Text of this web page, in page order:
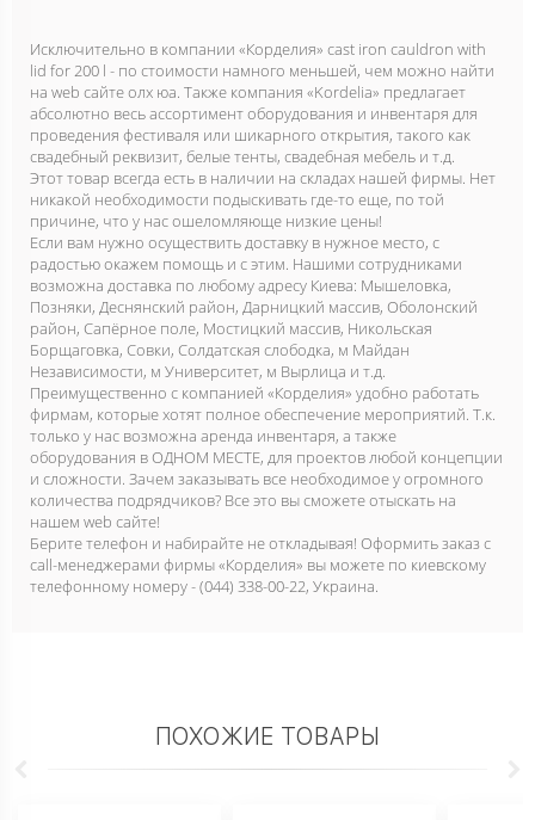
Исключительно в компании «Корделия» cast iron cauldron with
lid for 200 l - по стоимости намного меньшей, чем можно найти
на web сайте олх юа. Также компания «Kordelia» предлагает
абсолютно весь ассортимент оборудования и инвентаря для
проведения фестиваля или шикарного открытия, такого как
свадебный реквизит, белые тенты, свадебная мебель и т.д.
Этот товар всегда есть в наличии на складах нашей фирмы. Нет
никакой необходимости подыскивать где-то еще, по той
причине, что у нас ошеломляюще низкие цены!
Если вам нужно осуществить доставку в нужное место, с
радостью окажем помощь и с этим. Нашими сотрудниками
возможна доставка по любому адресу Киева: Мышеловка,
Позняки, Деснянский район, Дарницкий массив, Оболонский
район, Сапёрное поле, Мостицкий массив, Никольская
Борщаговка, Совки, Солдатская слободка, м Майдан
Независимости, м Университет, м Вырлица и т.д.
Преимущественно с компанией «Корделия» удобно работать
фирмам, которые хотят полное обеспечение мероприятий. Т.к.
только у нас возможна аренда инвентаря, а также
оборудования в ОДНОМ МЕСТЕ, для проектов любой концепции
и сложности. Зачем заказывать все необходимое у огромного
количества подрядчиков? Все это вы сможете отыскать на
нашем web сайте!
Берите телефон и набирайте не откладывая! Оформить заказ с
call-менеджерами фирмы «Корделия» вы можете по киевскому
телефонному номеру - (044) 338-00-22, Украина.
ПОХОЖИЕ ТОВАРЫ